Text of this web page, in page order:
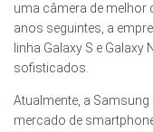
uma câmera de melhor
anos seguintes, a
linha Galaxy S e
sofisticados.
Atualmente, a
mercado de